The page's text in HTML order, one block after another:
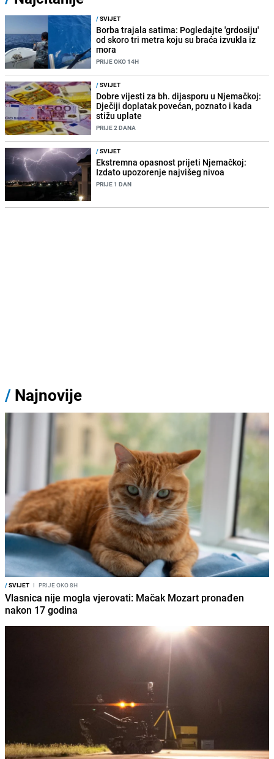
/SVIJET
Borba trajala satima: Pogledajte 'grdosiju'
od skoro tri metra koju su braća izvukla iz
mora
PRIJE OKO 14H
/SVIJET
Dobre vijesti za bh. dijasporu u Njemačkoj:
Dječiji doplatak povećan, poznato i kada
stižu uplate
PRIJE 2 DANA
/SVIJET
Ekstremna opasnost prijeti Njemačkoj:
Izdato upozorenje najvišeg nivoa
PRIJE 1 DAN
/ Najnovije
/SVIJET I PRIJE OKO 8H
Vlasnica nije mogla vjerovati: Mačak Mozart pronađen
nakon 17 godina